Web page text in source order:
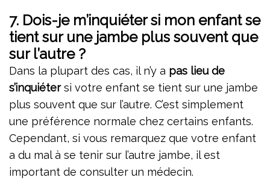
7. Dois-je m’inquiéter si mon enfant se
tient sur une jambe plus souvent que
sur l’autre ?
Dans la plupart des cas, il n’y a pas lieu de
s’inquiétersi votre enfant se tient sur une jambe
plus souvent que sur l’autre. C’est simplement
une préférence normale chez certains enfants.
Cependant, si vous remarquez que votre enfant
a du mal à se tenir sur l’autre jambe, il est
important de consulter un médecin.